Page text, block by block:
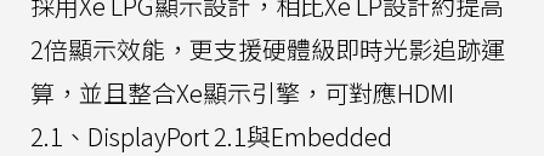
2倍顯示效能，更支援硬體級即時光影追跡運
算，並且整合Xe顯示引擎，可對應HDMI
2.1、DisplayPort 2.1與Embedded